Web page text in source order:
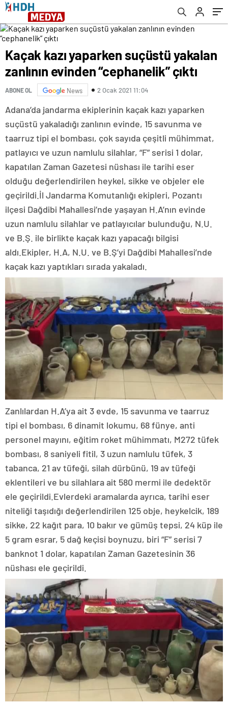
Kaçak kazı yaparken suçüstü yakalan
zanlının evinden “cephanelik” çıktı
ABONE OL News 2 Ocak 2021 11:04
Adana’da jandarma ekiplerinin kaçak kazı yaparken
suçüstü yakaladığı zanlının evinde, 15 savunma ve
taarruz tipi el bombası, çok sayıda çeşitli mühimmat,
patlayıcı ve uzun namlulu silahlar, “F” serisi 1 dolar,
kapatılan Zaman Gazetesi nüshası ile tarihi eser
olduğu değerlendirilen heykel, sikke ve objeler ele
geçirildi.İl Jandarma Komutanlığı ekipleri, Pozantı
ilçesi Dağdibi Mahallesi’nde yaşayan H.A’nın evinde
uzun namlulu silahlar ve patlayıcılar bulunduğu, N.U.
ve B.Ş. ile birlikte kaçak kazı yapacağı bilgisi
aldı.Ekipler, H.A, N.U. ve B.Ş’yi Dağdibi Mahallesi’nde
kaçak kazı yaptıkları sırada yakaladı.
Zanlılardan H.A’ya ait 3 evde, 15 savunma ve taarruz
tipi el bombası, 6 dinamit lokumu, 68 fünye, anti
personel mayını, eğitim roket mühimmatı, M272 tüfek
bombası, 8 saniyeli fitil, 3 uzun namlulu tüfek, 3
tabanca, 21 av tüfeği, silah dürbünü, 19 av tüfeği
eklentileri ve bu silahlara ait 580 mermi ile dedektör
ele geçirildi.Evlerdeki aramalarda ayrıca, tarihi eser
niteliği taşıdığı değerlendirilen 125 obje, heykelcik, 189
sikke, 22 kağıt para, 10 bakır ve gümüş tepsi, 24 küp ile
5 gram esrar, 5 dağ keçisi boynuzu, biri “F” serisi 7
banknot 1 dolar, kapatılan Zaman Gazetesinin 36
nüshası ele geçirildi.